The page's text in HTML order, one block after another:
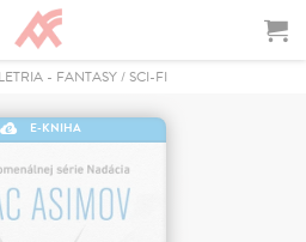
- FANTASY / SCI-FI
E-KNIHA